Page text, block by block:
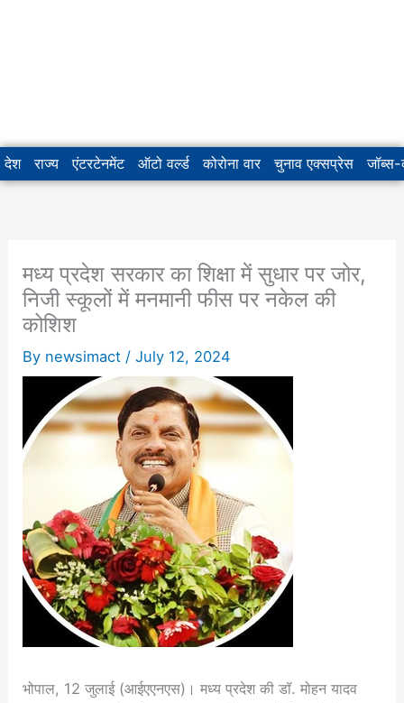
देश राज्य एंटरटेनमेंट ऑटो वर्ल्ड कोरोना वार चुनाव एक्सप्रेस जॉब्स-
मध्य प्रदेश सरकार का शिक्षा में सुधार पर जोर,
निजी स्कूलों में मनमानी फीस पर नकेल की
कोशिश
By newsimact /July 12, 2024
भोपाल, 12 जुलाई (आईएएनएस)। मध्य प्रदेश की डॉ. मोहन यादव